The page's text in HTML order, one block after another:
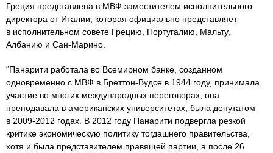
Греция представлена в МВФ заместителем исполнительного
директора от Италии, которая официально представляет
в исполнительном совете Грецию, Португалию, Мальту,
Албанию и Сан-Марино.
“Панарити работала во Всемирном банке, созданном
одновременно с МВФ в Бреттон-Вудсе в 1944 году, принимала
участие во многих международных переговорах, она
преподавала в американских университетах, была депутатом
в 2009-2012 годах. В 2012 году Панарити подвергла резкой
критике экономическую политику тогдашнего правительства,
хотя и была представителем правящей партии, а после 26